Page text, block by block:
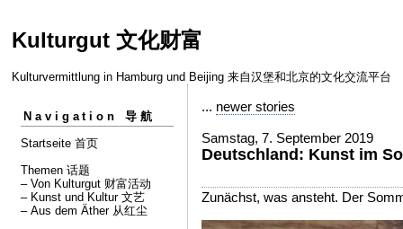
Kulturgut 文化财富
Kulturvermittlung in Hamburg und Beijing 来自汉堡和北京的文化交流平台
Navigation 导航
Startseite 首页
Themen 话题
– Von Kulturgut 财富活动
– Kunst und Kultur 文艺
– Aus dem Äther 从红尘
... newer stories
Samstag, 7. September 2019
Deutschland: Kunst im
Zunächst, was ansteht. Der